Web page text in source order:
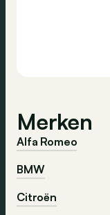
Merken
Alfa Romeo
BMW
Citroën